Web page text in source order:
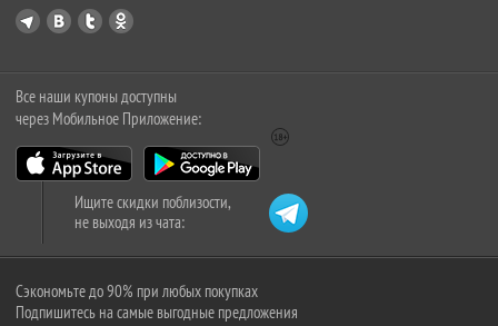
Все наши купоны доступны
через Мобильное Приложение:
Ищите скидки поблизости,
не выходя из чата:
Сэкономьте до 90% при любых покупках
Подпишитесь на самые выгодные предложения